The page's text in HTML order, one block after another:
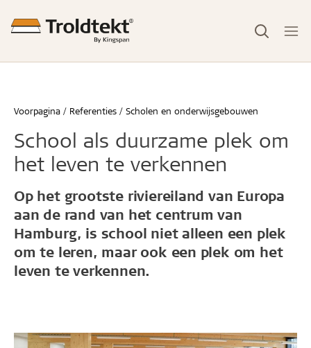
Voorpagina Referenties Scholen en onderwijsgebouwen
School als duurzame plek om
het leven te verkennen
Op het grootste riviereiland van Europa
aan de rand van het centrum van
Hamburg, is school niet alleen een plek
om te leren, maar ook een plek om het
leven te verkennen.